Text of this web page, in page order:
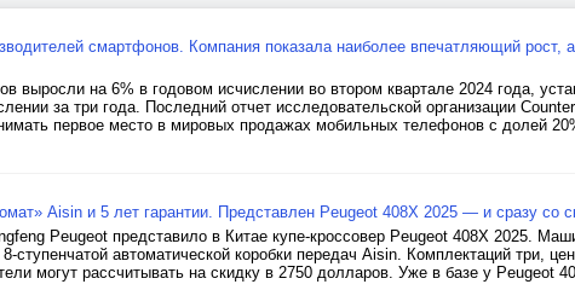
смартфонов. Компания показала наиболее впечатляющий рост,
выросли на 6% в годовом исчислении во втором квартале 2024 года,
за три года. Последний отчет исследовательской организации
первое место в мировых продажах мобильных телефонов с долей
Aisin и 5 лет гарантии. Представлен Peugeot 408X 2025 — и сразу со
Peugeot представило в Китае купе-кроссовер Peugeot 408X 2025.
8-ступенчатой автоматической коробки передач Aisin. Комплектаций три,
могут рассчитывать на скидку в 2750 долларов. Уже в базе у Peugeot